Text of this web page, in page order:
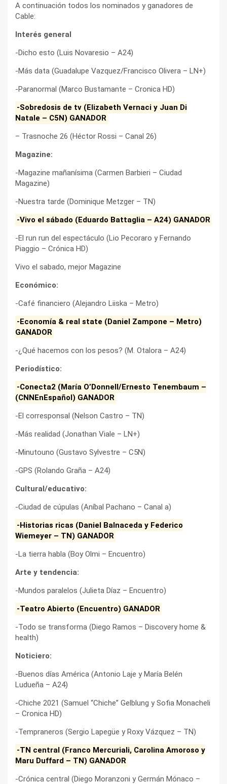
A continuación todos los nominados y ganadores de
Cable:
Interés general
-Dicho esto (Luis Novaresio – A24)
-Más data (Guadalupe Vazquez/Francisco Olivera – LN+)
-Paranormal (Marco Bustamante – Cronica HD)
-Sobredosis de tv (Elizabeth Vernaci y Juan Di
Natale – C5N) GANADOR
– Trasnoche 26 (Héctor Rossi – Canal 26)
Magazine:
-Magazine mañanísima (Carmen Barbieri – Ciudad
Magazine)
-Nuestra tarde (Dominique Metzger – TN)
-Vivo el sábado (Eduardo Battaglia – A24) GANADOR
-El run run del espectáculo (Lio Pecoraro y Fernando
Piaggio – Crónica HD)
Vivo el sabado, mejor Magazine
Económico:
-Café financiero (Alejandro Liiska – Metro)
-Economía & real state (Daniel Zampone – Metro)
GANADOR
-¿Qué hacemos con los pesos? (M. Otalora – A24)
Periodístico:
-Conecta2 (María O’Donnell/Ernesto Tenembaum –
(CNNEnEspañol) GANADOR
-El corresponsal (Nelson Castro – TN)
-Más realidad (Jonathan Viale – LN+)
-Minutouno (Gustavo Sylvestre – C5N)
-GPS (Rolando Graña – A24)
Cultural/educativo:
-Ciudad de cúpulas (Aníbal Pachano – Canal a)
-Historias ricas (Daniel Balnaceda y Federico
Wiemeyer – TN) GANADOR
-La tierra habla (Boy Olmi – Encuentro)
Arte y tendencia:
-Mundos paralelos (Julieta Díaz – Encuentro)
-Teatro Abierto (Encuentro) GANADOR
-Todo se transforma (Diego Ramos – Discovery home &
health)
Noticiero:
-Buenos días América (Antonio Laje y María Belén
Ludueña – A24)
-Chiche 2021 (Samuel “Chiche” Gelblung y Sofia Monacheli
– Cronica HD)
-Tempraneros (Sergio Lapegüe y Roxy Vázquez – TN)
-TN central (Franco Mercuriali, Carolina Amoroso y
Maru Duffard – TN) GANADOR
-Crónica central (Diego Moranzoni y Germán Mónaco –